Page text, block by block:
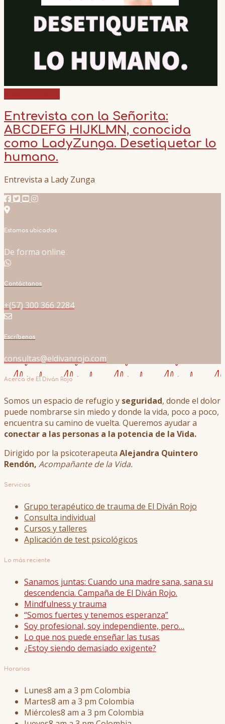
Entrevista con la Señorita:
ABCDEFG HIJKLMN, conocida
como LadyZunga. Desetiquetar lo
humano.
Entrevista a Lady Zunga
Estamos ubicados
De forma online
Contáctanos
+(57) 300 366 2284
Escríbenos
consultas@eldivanrojo.com
Acerca de El Diván Rojo
Somos un espacio de refugio y seguridad, donde el dolor
puede nombrarse sin miedo y donde la vida, poco a poco,
encuentra su camino de vuelta. Queremos ayudar a
conectar a las personas a la potencia de la Vida.
Dirigido por la psicoterapeuta Alejandra Quintero
Rendón, Acompañante de la Vida.
Servicios
Grupo terapéutico de trauma de El Diván Rojo
Consulta individual
Cursos y talleres
Aplicación de test psicológicos
Lo más reciente
Sanamos juntas: Cuando una madre sana, sana su
descendencia. Campaña de El Diván Rojo.
Mindfulness y trauma
“Somos fuertes y tenemos esperanza”
Soy profesional, soy independiente, pero…
Lo que nos puede enseñar las tusas
¿Estoy siendo demasiado exigente?
Horarios
Lunes8 am a 3 pm Colombia
Martes8 am a 3 pm Colombia
Miércoles8 am a 3 pm Colombia